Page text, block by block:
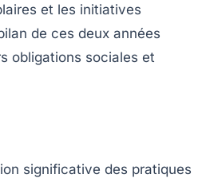
et les initiatives
de ces deux années
obligations sociales et
significative des pratiques